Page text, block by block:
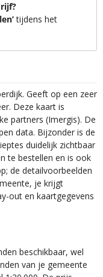
tijdens het
Geeft op een zeer
Deze kaart is
partners (Imergis). De
data. Bijzonder is de
duidelijk zichtbaar
te bestellen en is ook
de detailvoorbeelden
je krijgt
out en kaartgegevens
beschikbaar, wel
van je gemeente